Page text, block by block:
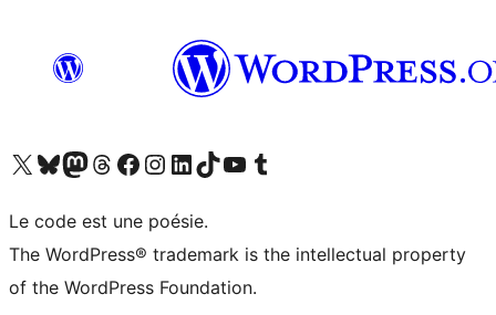
Visitez notre compte X (précédemment Twitter)
Visiter notre compte Bluesky
Visiter notre compte Mastodon
Visiter notre compte Threads
Consulter notre compte Facebook
Consulter notre compte Instagram
Consulter notre compte LinkedIn
Visiter notre compte TokTok
Visiter notre chaîne YouTube
Visiter notre compte Tumblr
Le code est une poésie.
The WordPress® trademark is the intellectual property
of the WordPress Foundation.